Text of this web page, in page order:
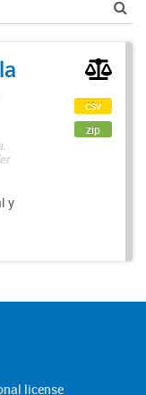
y
csv
zip
license